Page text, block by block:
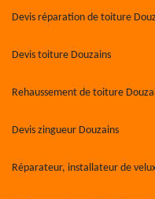
Devis réparation de toiture
Devis toiture Douzains
Rehaussement de toiture
Devis zingueur Douzains
Réparateur, installateur de